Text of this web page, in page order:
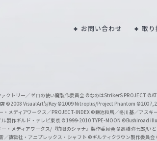
お問い合わせ 取
クトリー／ゼロの使い魔製作委員会 ©なのはStrikerS PROJECT
©2008 VisualArt's/Key ©2009 Nitroplus/Project Phantom
メディアワークス／PROJECT-INDEX ©鎌池和馬／冬川基／アスキ
製作ギルド・テレビ東京 ©1999-2010 TYPE-MOON ©Bushiroad
・メディアワークス/『灼眼のシャナ』製作委員会 ©高橋弥七郎/い
／講談社・アニプレックス・シャフト ©ギルティクラウン製作委員会